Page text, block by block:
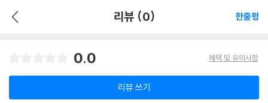
리뷰 (0) 한줄평
0.0 혜택 및 유의사항
리뷰 쓰기